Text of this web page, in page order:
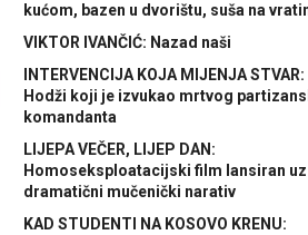
kućom, bazen u dvorištu, suša na
VIKTOR IVANČIĆ: Nazad naši
INTERVENCIJA KOJA MIJENJA
Hodži koji je izvukao mrtvog
komandanta
LIJEPA VEČER, LIJEP DAN:
Homoseksploatacijski film lansiran uz
dramatični mučenički narativ
KAD STUDENTI NA KOSOVO KRENU: